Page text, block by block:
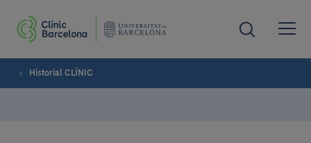
Historial CLÍNIC